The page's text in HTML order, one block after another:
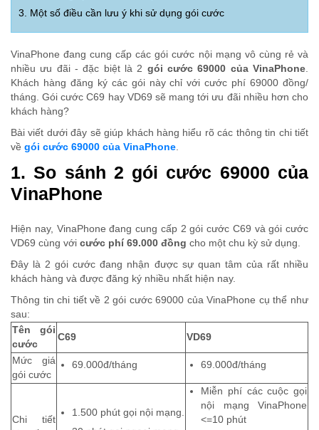
3. Một số điều cần lưu ý khi sử dụng gói cước
VinaPhone đang cung cấp các gói cước nội mạng vô cùng rẻ và
nhiều ưu đãi - đặc biệt là 2 gói cước 69000 của VinaPhone
Khách hàng đăng ký các gói này chỉ với cước phí 69000 đồng/
tháng. Gói cước C69 hay VD69 sẽ mang tới ưu đãi nhiều hơn cho
khách hàng?
Bài viết dưới đây sẽ giúp khách hàng hiểu rõ các thông tin chi tiết
về gói cước 69000 của VinaPhone
1. So sánh 2 gói cước 69000 của
VinaPhone
Hiện nay, VinaPhone đang cung cấp 2 gói cước C69 và gói cước
VD69 cùng với cước phí 69.000 đồng cho một chu kỳ sử dụng.
Đây là 2 gói cước đang nhận được sự quan tâm của rất nhiều
khách hàng và được đăng ký nhiều nhất hiện nay.
Thông tin chi tiết về 2 gói cước 69000 của VinaPhone cụ thể như
sau:
Tên gói
cước
C69 VD69
Mức giá
gói cước
69.000đ/tháng 69.000đ/tháng
Chi tiết
1.500 phút gọi nội mạng.
Miễn phí các cuộc gọi
nội mạng VinaPhone
<=10 phút